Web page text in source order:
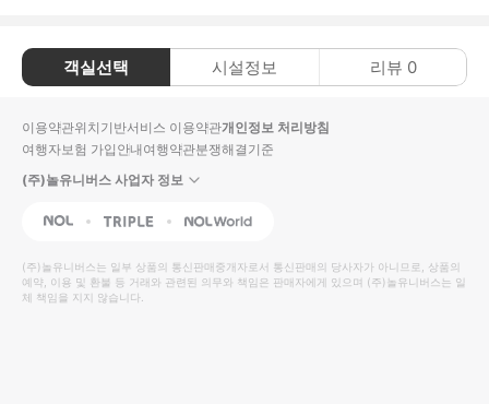
객실선택 시설정보 리뷰 0
이용약관위치기반서비스 이용약관개인정보 처리방침
여행자보험 가입안내여행약관분쟁해결기준
(주)놀유니버스 사업자 정보
NOL Triple Interpark Global
(주)놀유니버스는 일부 상품의 통신판매중개자로서 통신판매의 당사자가 아니므로, 상품의
예약, 이용 및 환불 등 거래와 관련된 의무와 책임은 판매자에게 있으며 (주)놀유니버스는 일
체 책임을 지지 않습니다.